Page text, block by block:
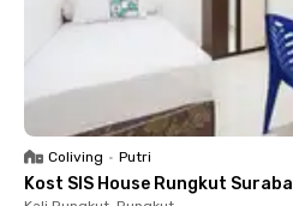
Coliving • Putri
Kost SIS House Rungkut